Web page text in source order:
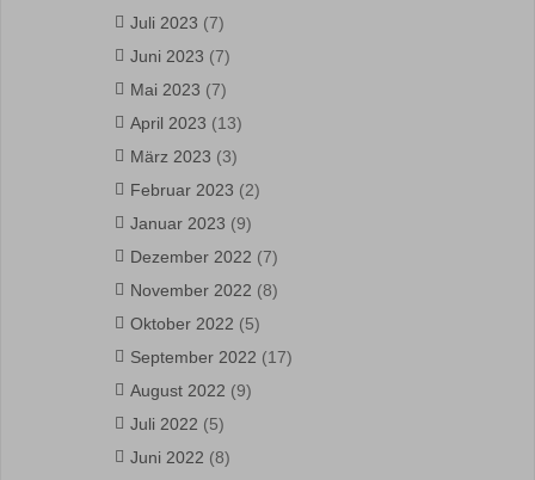
Juli 2023 (7)
Juni 2023 (7)
Mai 2023 (7)
April 2023 (13)
März 2023 (3)
Februar 2023 (2)
Januar 2023 (9)
Dezember 2022 (7)
November 2022 (8)
Oktober 2022 (5)
September 2022 (17)
August 2022 (9)
Juli 2022 (5)
Juni 2022 (8)